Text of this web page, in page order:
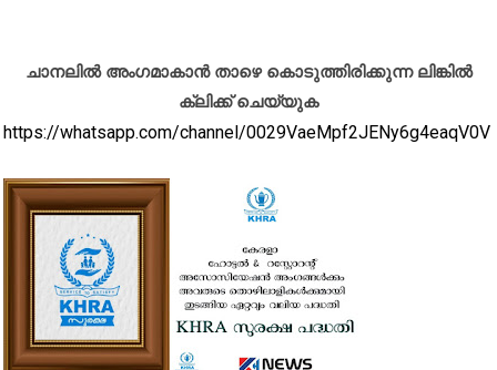
ചാനലിൽ അംഗമാകാൻ താഴെ കൊടുത്തിരിക്കുന്ന ലിങ്കിൽ
ക്ലിക്ക് ചെയ്യുക
https://whatsapp.com/channel/0029VaeMpf2JENy6g4eaqV0V